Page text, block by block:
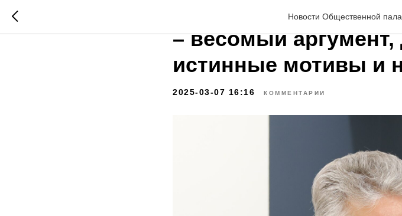
Новости Общественной
Евгений Семенов:
– весомый
истинные мотивы и
2025-03-07 16:16 КОММЕНТАРИИ